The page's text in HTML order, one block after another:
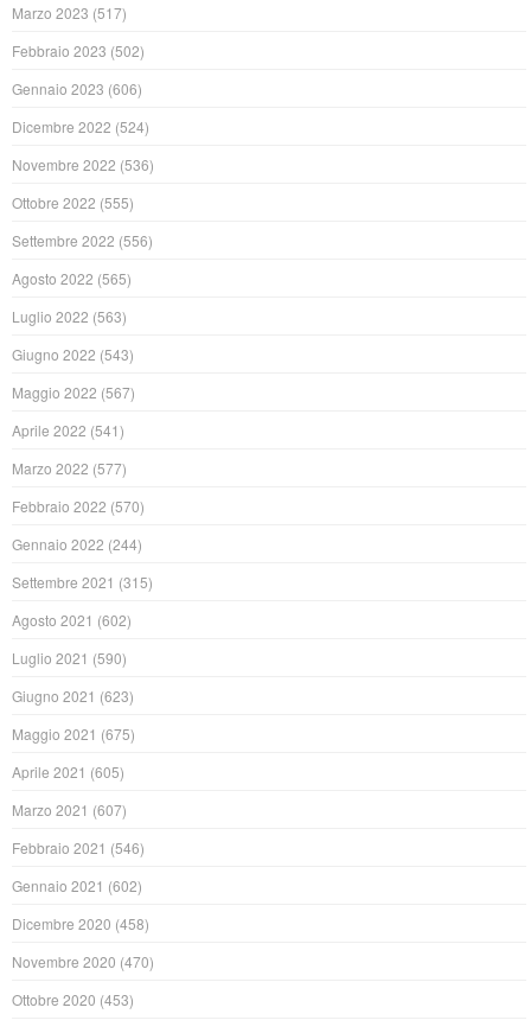
Marzo 2023 (517)
Febbraio 2023 (502)
Gennaio 2023 (606)
Dicembre 2022 (524)
Novembre 2022 (536)
Ottobre 2022 (555)
Settembre 2022 (556)
Agosto 2022 (565)
Luglio 2022 (563)
Giugno 2022 (543)
Maggio 2022 (567)
Aprile 2022 (541)
Marzo 2022 (577)
Febbraio 2022 (570)
Gennaio 2022 (244)
Settembre 2021 (315)
Agosto 2021 (602)
Luglio 2021 (590)
Giugno 2021 (623)
Maggio 2021 (675)
Aprile 2021 (605)
Marzo 2021 (607)
Febbraio 2021 (546)
Gennaio 2021 (602)
Dicembre 2020 (458)
Novembre 2020 (470)
Ottobre 2020 (453)